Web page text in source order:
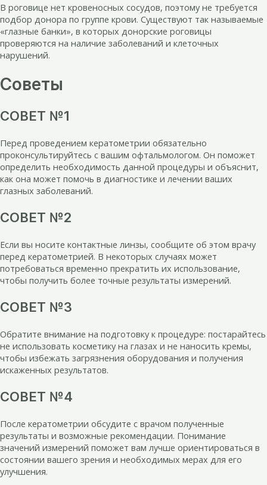
В роговице нет кровеносных сосудов, поэтому не требуется
подбор донора по группе крови. Существуют так называемые
«глазные банки», в которых донорские роговицы
проверяются на наличие заболеваний и клеточных
нарушений.
Советы
СОВЕТ №1
Перед проведением кератометрии обязательно
проконсультируйтесь с вашим офтальмологом. Он поможет
определить необходимость данной процедуры и объяснит,
как она может помочь в диагностике и лечении ваших
глазных заболеваний.
СОВЕТ №2
Если вы носите контактные линзы, сообщите об этом врачу
перед кератометрией. В некоторых случаях может
потребоваться временно прекратить их использование,
чтобы получить более точные результаты измерений.
СОВЕТ №3
Обратите внимание на подготовку к процедуре: постарайтесь
не использовать косметику на глазах и не наносить кремы,
чтобы избежать загрязнения оборудования и получения
искаженных результатов.
СОВЕТ №4
После кератометрии обсудите с врачом полученные
результаты и возможные рекомендации. Понимание
значений измерений поможет вам лучше ориентироваться в
состоянии вашего зрения и необходимых мерах для его
улучшения.